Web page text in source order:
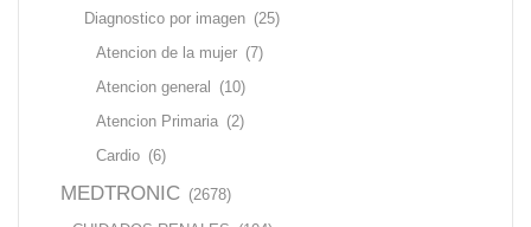
Diagnostico por imagen (25)
Atencion de la mujer (7)
Atencion general (10)
Atencion Primaria (2)
Cardio (6)
MEDTRONIC (2678)